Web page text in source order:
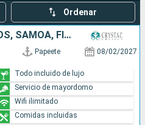
Ordenar
FRANCIA, ESTADOS UNIDOS, SAMOA, FIDJI (ISLAS)
Papeete 08/02/2027
Todo incluido de lujo
Servicio de mayordomo
Wifi ilimitado
Comidas incluidas